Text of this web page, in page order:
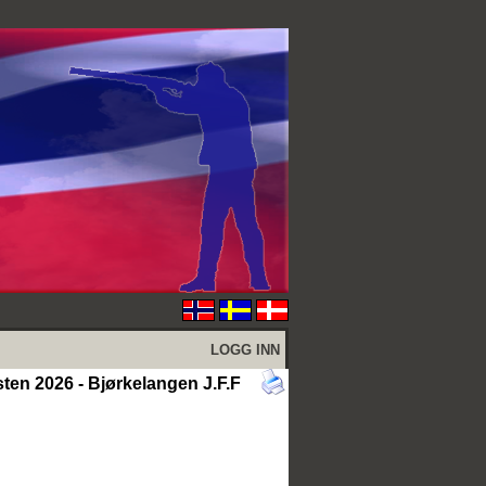
LOGG INN
2026 - Bjørkelangen J.F.F